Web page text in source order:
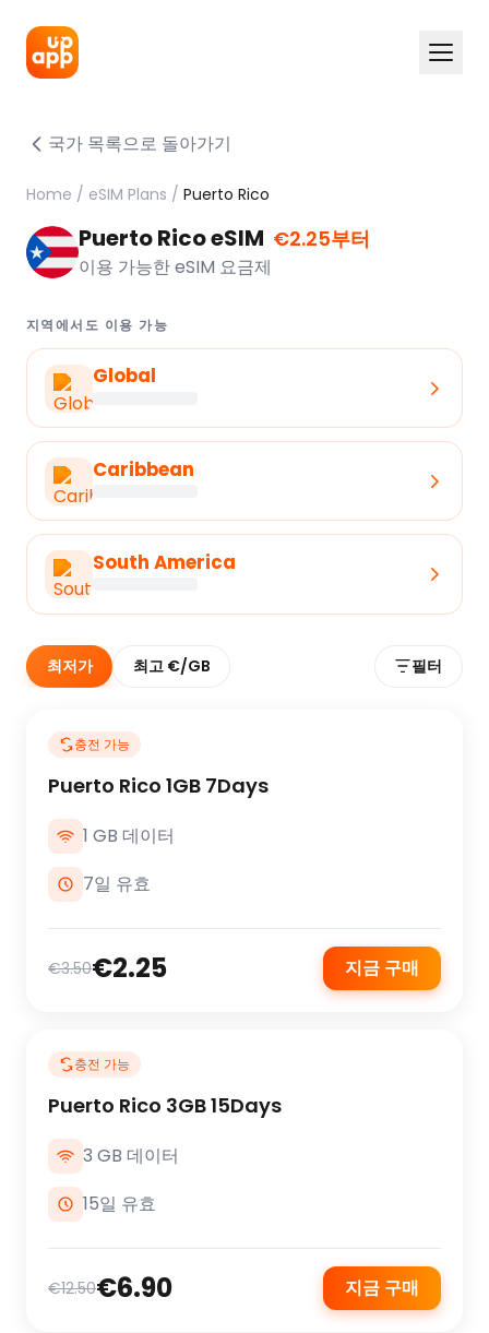
국가 목록으로 돌아가기
Home / eSIM Plans / Puerto Rico
Puerto Rico eSIM €2.25부터
이용 가능한 eSIM 요금제
지역에서도 이용 가능
Global
Caribbean
South America
최저가 최고 €/GB 필터
충전 가능
Puerto Rico 1GB 7Days
1 GB 데이터
7일 유효
€3.50€2.25 지금 구매
충전 가능
Puerto Rico 3GB 15Days
3 GB 데이터
15일 유효
€12.50€6.90 지금 구매